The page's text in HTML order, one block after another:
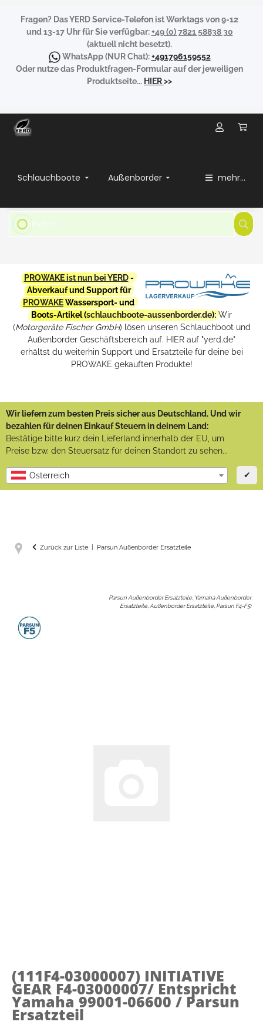
Fragen? Das YERD Service-Telefon ist Werktags von 9-12
und 13-17 Uhr für Sie verfügbar:+49 (0) 7821 58838 30
(aktuell nicht besetzt).
WhatsApp(NUR Chat):+491796159552
Oder nutze das Produktfragen-Formular auf der jeweiligen
Produktseite... HIER>>
Schlauchboote Außenborder mehr...
PROWAKE ist nun bei YERD-
Abverkauf und Support für
PROWAKEWassersport- und
Boots-Artikel (schlauchboote-aussenborder.de): Wir
(Motorgeräte Fischer GmbH) lösen unseren Schlauchboot und
Außenborder Geschäftsbereich auf. HIER auf "yerd.de"
erhältst du weiterhin Support und Ersatzteile für deine bei
PROWAKE gekauften Produkte!
Wir liefern zum besten Preis sicher aus Deutschland. Und wir
bezahlen für deinen Einkauf Steuern in deinem Land:
Bestätige bitte kurz dein Lieferland innerhalb der EU, um
Preise bzw. den Steuersatz für deinen Standort zu sehen...
Österreich ✔
Zurück zur Liste Parsun Außenborder Ersatzteile
Parsun Außenborder Ersatzteile, Yamaha Außenborder
Ersatzteile, Außenborder Ersatzteile, Parsun F4-F5:
(111F4-03000007) INITIATIVE
GEAR F4-03000007/ Entspricht
Yamaha 99001-06600 / Parsun
Ersatzteil